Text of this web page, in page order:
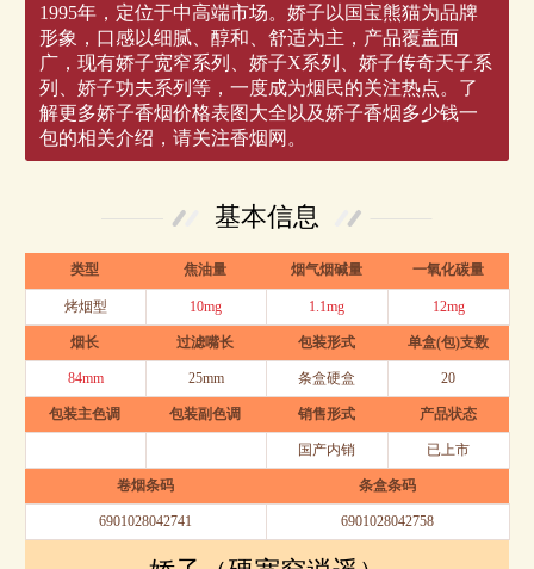
1995年，定位于中高端市场。娇子以国宝熊猫为品牌
形象，口感以细腻、醇和、舒适为主，产品覆盖面
广，现有娇子宽窄系列、娇子X系列、娇子传奇天子系
列、娇子功夫系列等，一度成为烟民的关注热点。了
解更多娇子香烟价格表图大全以及娇子香烟多少钱一
包的相关介绍，请关注香烟网。
基本信息
类型 焦油量 烟气烟碱量 一氧化碳量
烤烟型 10mg 1.1mg 12mg
烟长 过滤嘴长 包装形式 单盒(包)支数
84mm 25mm 条盒硬盒 20
包装主色调 包装副色调 销售形式 产品状态
国产内销 已上市
卷烟条码 条盒条码
6901028042741 6901028042758